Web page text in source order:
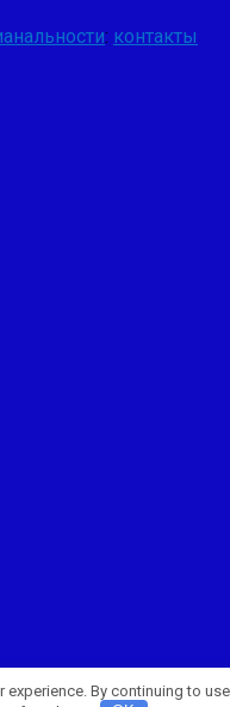
: контакты
By continuing to